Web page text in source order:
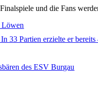
und die Fans